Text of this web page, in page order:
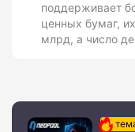
поддерживает
ценных бумаг,
млрд, а число